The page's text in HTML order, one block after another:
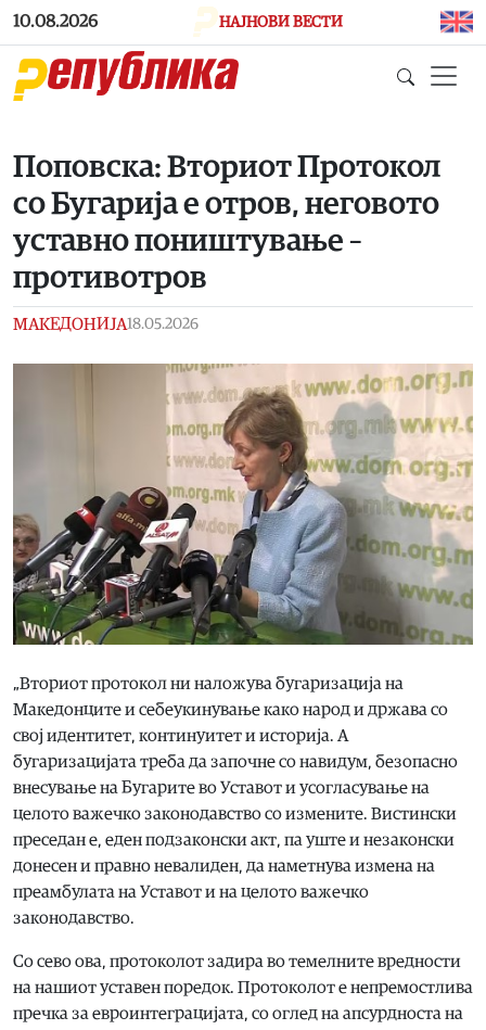
Skip to main content
10.08.2026 НАЈНОВИ ВЕСТИ
Поповска: Вториот Протокол
со Бугарија е отров, неговото
уставно поништување –
противотров
МАКЕДОНИЈА18.05.2026
„Вториот протокол ни наложува бугаризација на
Македонците и себеукинување како народ и држава со
свој идентитет, континуитет и историја. А
бугаризацијата треба да започне со навидум, безопасно
внесување на Бугарите во Уставот и усогласување на
целото важечко законодавство со измените. Вистински
преседан е, еден подзаконски акт, па уште и незаконски
донесен и правно невалиден, да наметнува измена на
преамбулата на Уставот и на целото важечко
законодавство.
Со сево ова, протоколот задира во темелните вредности
на нашиот уставен поредок. Протоколот е непремостлива
пречка за евроинтеграцијата, со оглед на апсурдноста на